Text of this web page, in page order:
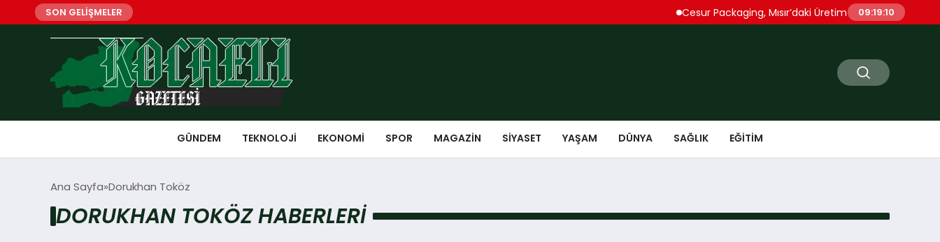
SON GELİŞMELER Cesur Packaging, Mısır’daki Üretim Üssünü Büyütüyor
09:19:10
GÜNDEM TEKNOLOJI EKONOMI SPOR MAGAZIN SIYASET YAŞAM DÜNYA SAĞLIK EĞITIM
Ana Sayfa Dorukhan Toköz
DORUKHAN TOKÖZ HABERLERI